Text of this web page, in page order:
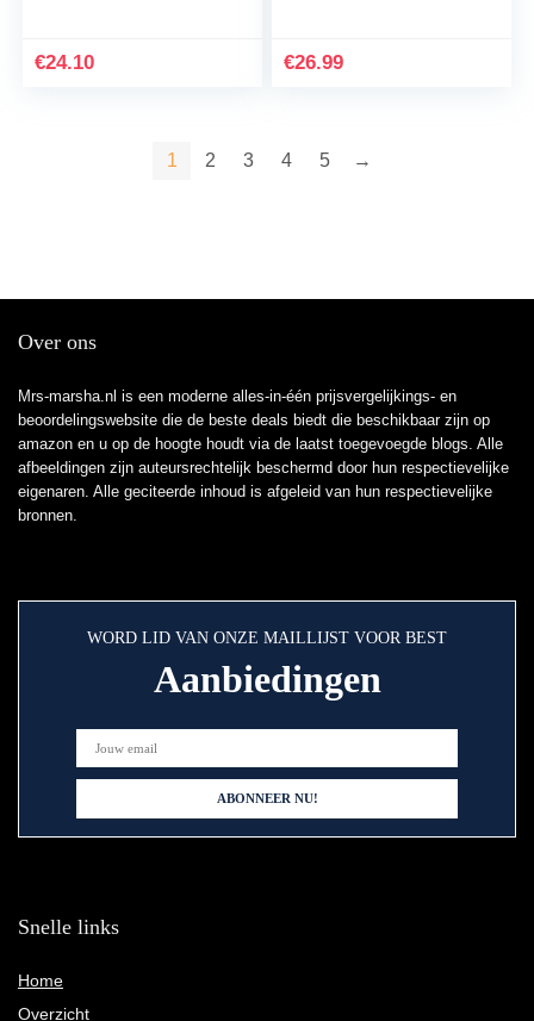
€24.10 €26.99
1 2 3 4 5 →
Over ons
Mrs-marsha.nl is een moderne alles-in-één prijsvergelijkings- en
beoordelingswebsite die de beste deals biedt die beschikbaar zijn op
amazon en u op de hoogte houdt via de laatst toegevoegde blogs. Alle
afbeeldingen zijn auteursrechtelijk beschermd door hun respectievelijke
eigenaren. Alle geciteerde inhoud is afgeleid van hun respectievelijke
bronnen.
WORD LID VAN ONZE MAILLIJST VOOR BEST
Aanbiedingen
Snelle links
Home
Overzicht